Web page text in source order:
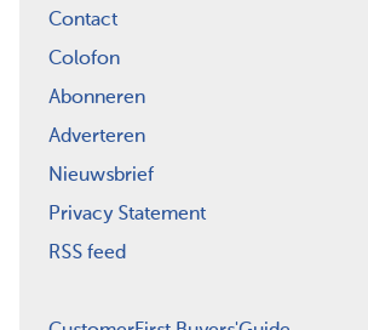
Contact
Colofon
Abonneren
Adverteren
Nieuwsbrief
Privacy Statement
RSS feed